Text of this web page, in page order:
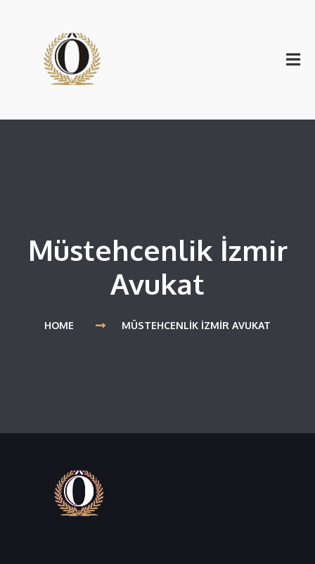
Müstehcenlik İzmir
Avukat
HOME MÜSTEHCENLIK İZMIR AVUKAT